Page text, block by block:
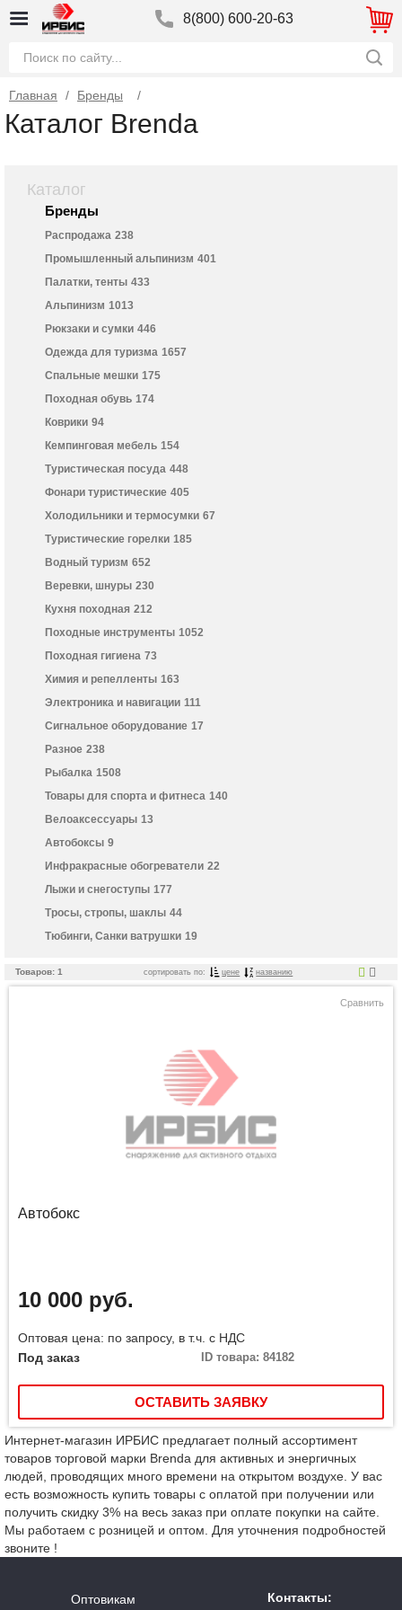
8(800) 600-20-63
Главная / Бренды
Каталог Brenda
Каталог
Бренды
Распродажа 238
Промышленный альпинизм 401
Палатки, тенты 433
Альпинизм 1013
Рюкзаки и сумки 446
Одежда для туризма 1657
Спальные мешки 175
Походная обувь 174
Коврики 94
Кемпинговая мебель 154
Туристическая посуда 448
Фонари туристические 405
Холодильники и термосумки 67
Туристические горелки 185
Водный туризм 652
Веревки, шнуры 230
Кухня походная 212
Походные инструменты 1052
Походная гигиена 73
Химия и репелленты 163
Электроника и навигации 111
Сигнальное оборудование 17
Разное 238
Рыбалка 1508
Товары для спорта и фитнеса 140
Велоаксессуары 13
Автобоксы 9
Инфракрасные обогреватели 22
Лыжи и снегоступы 177
Тросы, стропы, шаклы 44
Тюбинги, Санки ватрушки 19
Товаров: 1 сортировать по: цене названию
Сравнить
Автобокс
10 000 руб.
Оптовая цена: по запросу, в т.ч. с НДС
Под заказ
ID товара: 84182
ОСТАВИТЬ ЗАЯВКУ
Интернет-магазин ИРБИС предлагает полный ассортимент
товаров торговой марки Brenda для активных и энергичных
людей, проводящих много времени на открытом воздухе. У вас
есть возможность купить товары с оплатой при получении или
получить скидку 3% на весь заказ при оплате покупки на сайте.
Мы работаем с розницей и оптом. Для уточнения подробностей
звоните !
Оптовикам Контакты: